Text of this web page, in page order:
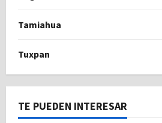
Tamiahua
Tuxpan
TE PUEDEN INTERESAR